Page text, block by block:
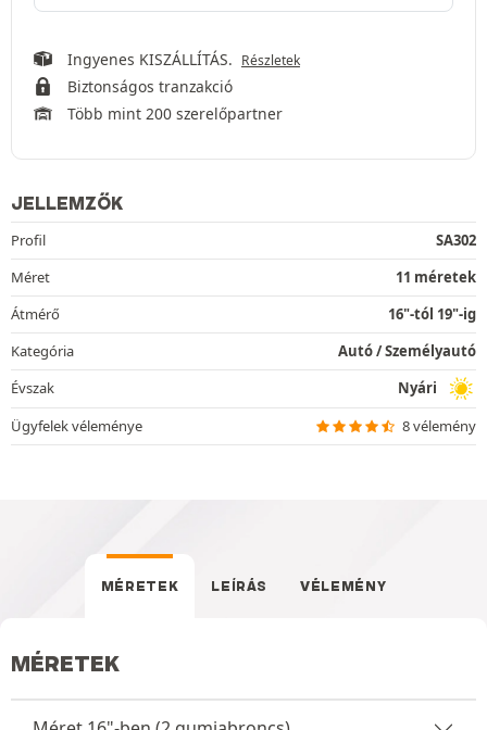
Ingyenes KISZÁLLÍTÁS. Részletek
Biztonságos tranzakció
Több mint 200 szerelőpartner
JELLEMZŐK
Profil
SA302
Méret
11 méretek
Átmérő
16"-tól 19"-ig
Kategória
Autó / Személyautó
Évszak
Nyári
Ügyfelek véleménye
8 vélemény
MÉRETEK LEÍRÁS VÉLEMÉNY
MÉRETEK